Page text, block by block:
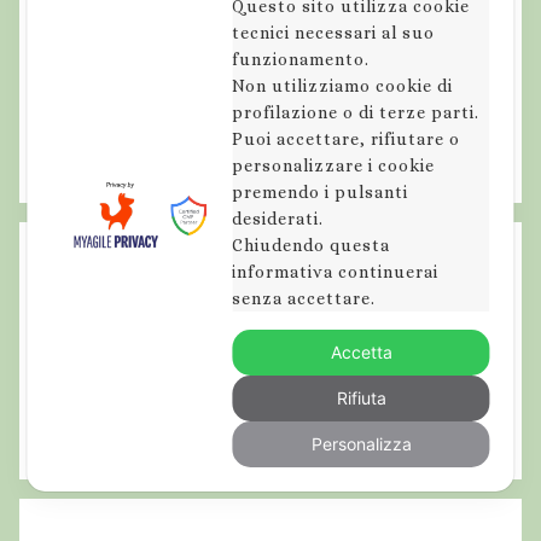
Questo sito utilizza cookie
tecnici necessari al suo
funzionamento.
Non utilizziamo cookie di
profilazione o di terze parti.
Puoi accettare, rifiutare o
personalizzare i cookie
premendo i pulsanti
desiderati.
Chiudendo questa
informativa continuerai
senza accettare.
Accetta
Rifiuta
Personalizza